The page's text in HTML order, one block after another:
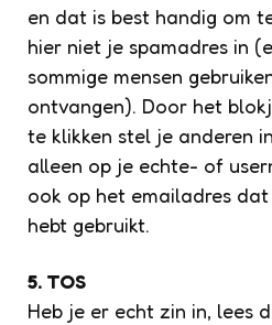
en dat is best handig om
hier niet je spamadres in
sommige mensen
ontvangen). Door het
te klikken stel je anderen
alleen op je echte- of
ook op het emailadres
hebt gebruikt.
5. TOS
Heb je er echt zin in, lees